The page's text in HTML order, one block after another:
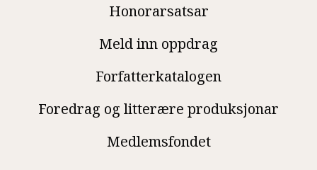
Honorarsatsar
Meld inn oppdrag
Forfatterkatalogen
Foredrag og litterære produksjonar
Medlemsfondet